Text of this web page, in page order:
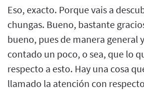
Eso, exacto. Porque vais a
chungas. Bueno, bastante
bueno, pues de manera general
contado un poco, o sea, que lo
respecto a esto. Hay una cosa
llamado la atención con